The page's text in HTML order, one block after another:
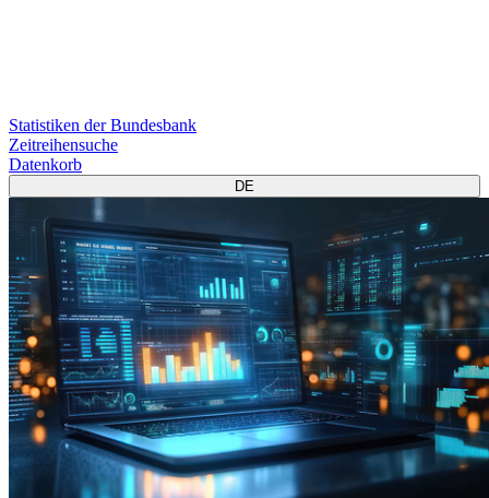
Statistiken der Bundesbank
Zeitreihensuche
Datenkorb
DE